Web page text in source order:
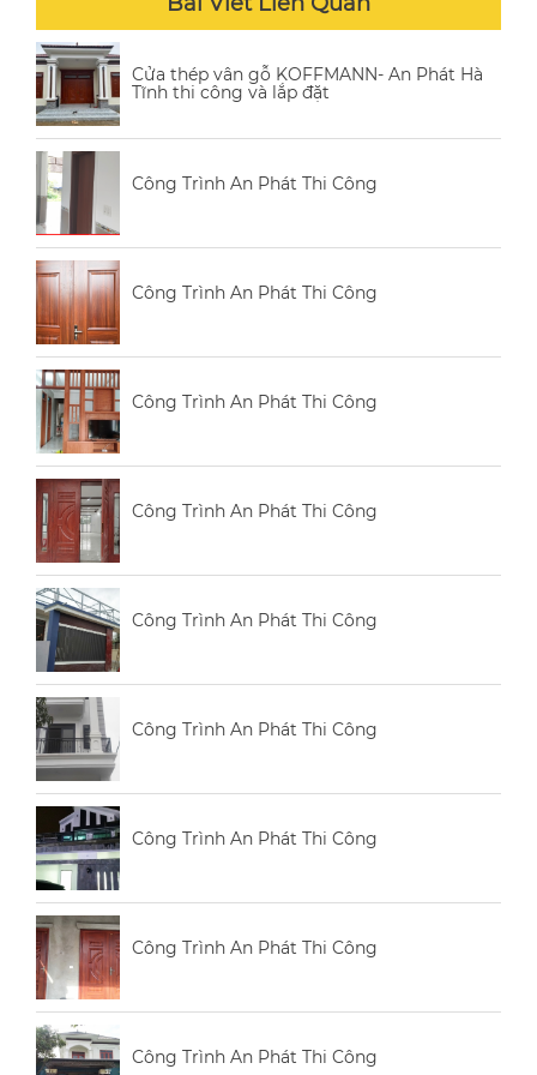
Cửa thép vân gỗ KOFFMANN- An Phát Hà
Tĩnh thi công và lắp đặt
Công Trình An Phát Thi Công
Công Trình An Phát Thi Công
Công Trình An Phát Thi Công
Công Trình An Phát Thi Công
Công Trình An Phát Thi Công
Công Trình An Phát Thi Công
Công Trình An Phát Thi Công
Công Trình An Phát Thi Công
Công Trình An Phát Thi Công